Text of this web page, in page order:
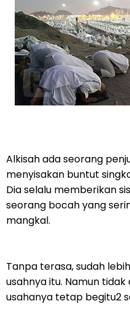
Alkisah ada seorang
menyisakan buntut
Dia selalu memberikan
seorang bocah yang
mangkal.
Tanpa terasa, sudah
usahnya itu. Namun
usahanya tetap begitu2